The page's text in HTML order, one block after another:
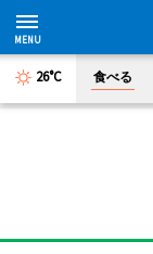
26°C 食べる